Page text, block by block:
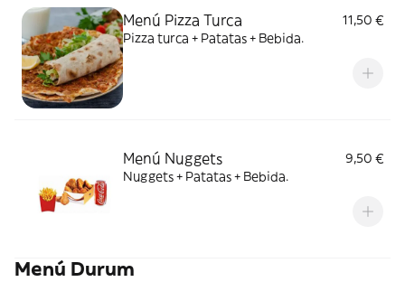
Menú Pizza Turca
11,50 €
Pizza turca + Patatas + Bebida.
Menú Nuggets
9,50 €
Nuggets + Patatas + Bebida.
Menú Durum